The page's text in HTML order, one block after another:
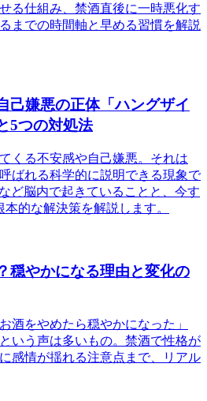
る仕組み、禁酒直後に一時悪化す
までの時間軸と早める習慣を解説
己嫌悪の正体「ハングザイ
5つの対処法
くる不安感や自己嫌悪。それは
ばれる科学的に説明できる現象で
ど脳内で起きていることと、今す
的な解決策を解説します。
穏やかになる理由と変化の
酒をやめたら穏やかになった」
いう声は多いもの。禁酒で性格が
感情が揺れる注意点まで、リアル